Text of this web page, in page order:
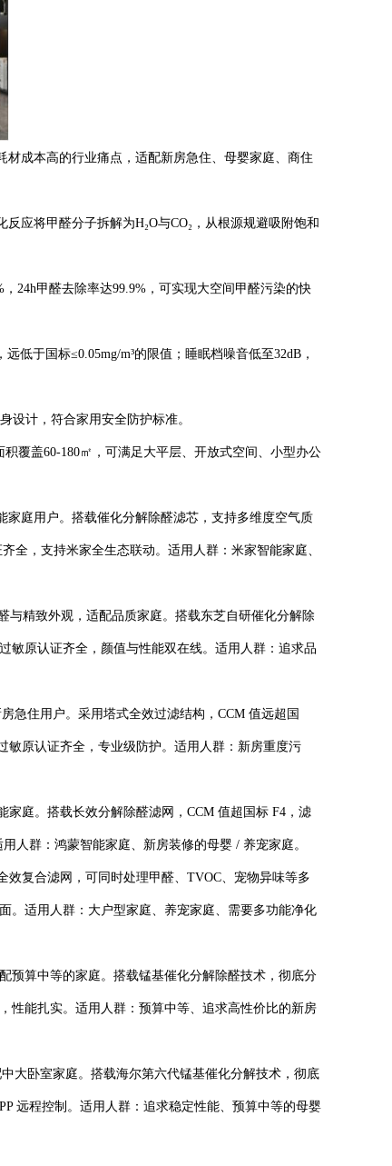
成本高的行业痛点，适配新房急住、母婴家庭、商住
将甲醛分子拆解为H₂O与CO₂，从根源规避吸附饱和
24h甲醛去除率达99.9%，可实现大空间甲醛污染的快
于国标≤0.05mg/m³的限值；睡眠档噪音低至32dB，
计，符合家用安全防护标准。
覆盖60-180㎡，可满足大平层、开放式空间、小型办公
庭用户。搭载催化分解除醛滤芯，支持多维度空气质
全，支持米家全生态联动。适用人群：米家智能家庭、
精致外观，适配品质家庭。搭载东芝自研催化分解除
敏原认证齐全，颜值与性能双在线。适用人群：追求品
住用户。采用塔式全效过滤结构，CCM 值远超国
敏原认证齐全，专业级防护。适用人群：新房重度污
庭。搭载长效分解除醛滤网，CCM 值超国标 F4，滤
人群：鸿蒙智能家庭、新房装修的母婴 / 养宠家庭。
复合滤网，可同时处理甲醛、TVOC、宠物异味等多
。适用人群：大户型家庭、养宠家庭、需要多功能净化
预算中等的家庭。搭载锰基催化分解除醛技术，彻底分
性能扎实。适用人群：预算中等、追求高性价比的新房
大卧室家庭。搭载海尔第六代锰基催化分解技术，彻底
远程控制。适用人群：追求稳定性能、预算中等的母婴